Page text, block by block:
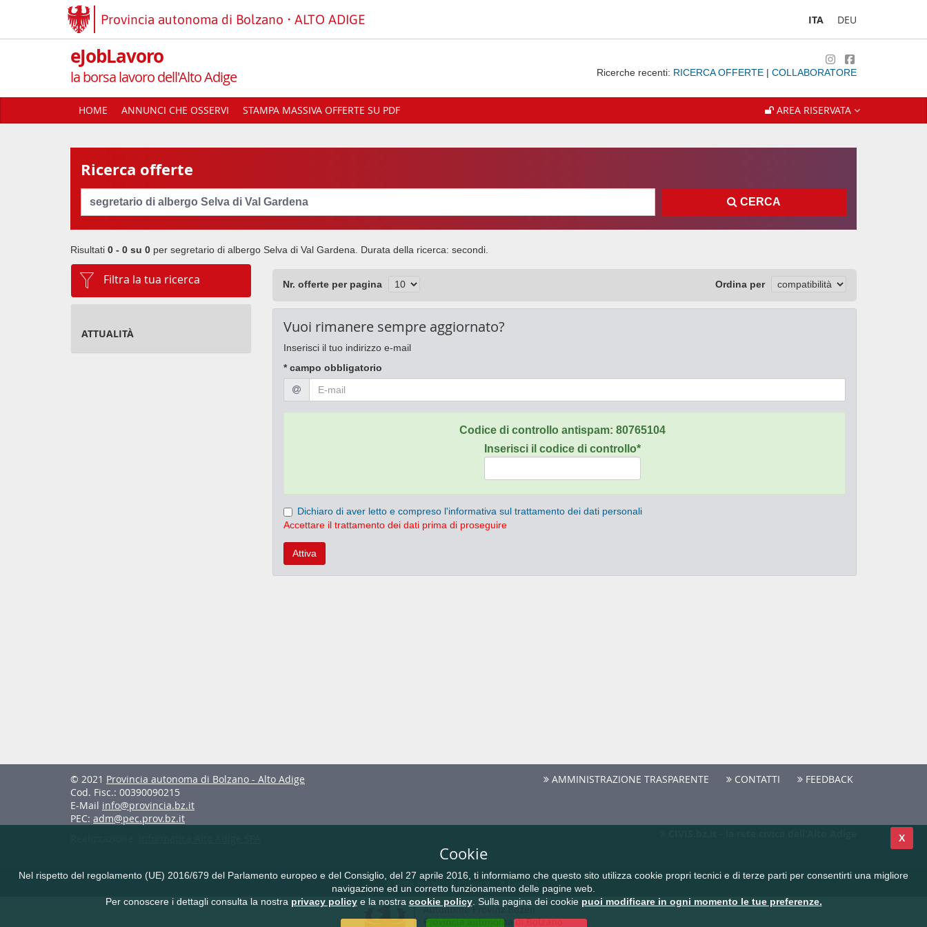
Provincia autonoma di Bolzano ALTO ADIGE ITA DEU
eJobLavoro
la borsa lavoro dell'Alto Adige Ricerche recenti: RICERCA OFFERTE | COLLABORATORE
HOME ANNUNCI CHE OSSERVI STAMPA MASSIVA OFFERTE SU PDF AREA RISERVATA
Ricerca offerte
CERCA
Risultati 0 - 0 su 0 per segretario di albergo Selva di Val Gardena . Durata della ricerca: secondi.
Filtra la tua ricerca
ATTUALITÀ
Nr. offerte per pagina Ordina per
Vuoi rimanere sempre aggiornato?
Inserisci il tuo indirizzo e-mail
* campo obbligatorio
Codice di controllo antispam:80765104
Inserisci il codice di controllo*
Dichiaro di aver letto e compreso l'informativa sul trattamento dei dati personali
Accettare il trattamento dei dati prima di proseguire
Attiva
© 2021 Provincia autonoma di Bolzano - Alto Adige
Cod. Fisc.: 00390090215
E-Mail info@provincia.bz.it
PEC: adm@pec.prov.bz.it
AMMINISTRAZIONE TRASPARENTE CONTATTI FEEDBACK
Note legali Privacy Cookie
X
Cookie
Nel rispetto del regolamento (UE) 2016/679 del Parlamento europeo e del Consiglio, del 27 aprile 2016, ti informiamo che questo sito utilizza cookie propri tecnici e di terze parti per consentirti una migliore
navigazione ed un corretto funzionamento delle pagine web.
Per conoscere i dettagli consulta la nostra privacy policye la nostra cookie policy. Sulla pagina dei cookie puoi modificare in ogni momento le tue preferenze.